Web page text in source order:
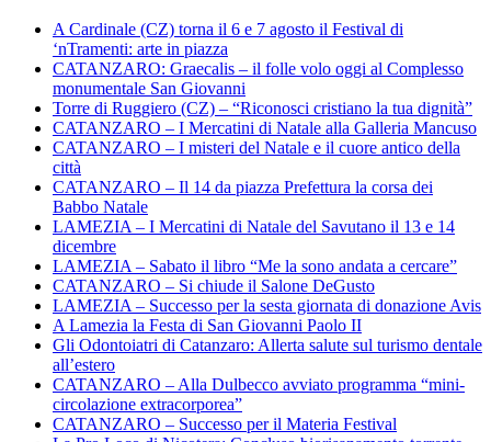
A Cardinale (CZ) torna il 6 e 7 agosto il Festival di
‘nTramenti: arte in piazza
CATANZARO: Graecalis – il folle volo oggi al Complesso
monumentale San Giovanni
Torre di Ruggiero (CZ) – “Riconosci cristiano la tua dignità”
CATANZARO – I Mercatini di Natale alla Galleria Mancuso
CATANZARO – I misteri del Natale e il cuore antico della
città
CATANZARO – Il 14 da piazza Prefettura la corsa dei
Babbo Natale
LAMEZIA – I Mercatini di Natale del Savutano il 13 e 14
dicembre
LAMEZIA – Sabato il libro “Me la sono andata a cercare”
CATANZARO – Si chiude il Salone DeGusto
LAMEZIA – Successo per la sesta giornata di donazione Avis
A Lamezia la Festa di San Giovanni Paolo II
Gli Odontoiatri di Catanzaro: Allerta salute sul turismo dentale
all’estero
CATANZARO – Alla Dulbecco avviato programma “mini-
circolazione extracorporea”
CATANZARO – Successo per il Materia Festival